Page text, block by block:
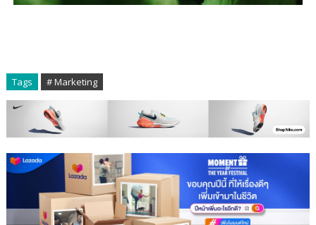
Tags # Marketing